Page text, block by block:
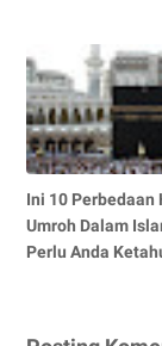
Ini 10 Perbedaan
Umroh Dalam
Perlu Anda